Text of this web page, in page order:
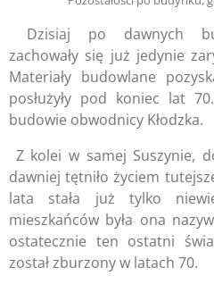
Dzisiaj po dawnych
zachowały się już jedynie
Materiały budowlane
posłużyły pod koniec lat
budowie obwodnicy Kłodzka.
Z kolei w samej Suszynie,
dawniej tętniło życiem
lata stała już tylko
mieszkańców była ona
ostatecznie ten ostatni
został zburzony w latach 70.